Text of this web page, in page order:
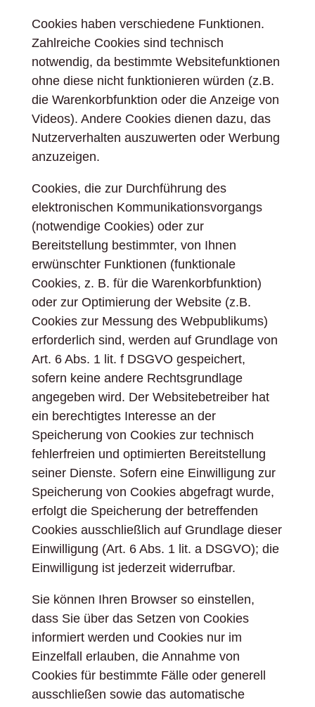
Cookies haben verschiedene Funktionen.
Zahlreiche Cookies sind technisch
notwendig, da bestimmte Websitefunktionen
ohne diese nicht funktionieren würden (z.B.
die Warenkorbfunktion oder die Anzeige von
Videos). Andere Cookies dienen dazu, das
Nutzerverhalten auszuwerten oder Werbung
anzuzeigen.
Cookies, die zur Durchführung des
elektronischen Kommunikationsvorgangs
(notwendige Cookies) oder zur
Bereitstellung bestimmter, von Ihnen
erwünschter Funktionen (funktionale
Cookies, z. B. für die Warenkorbfunktion)
oder zur Optimierung der Website (z.B.
Cookies zur Messung des Webpublikums)
erforderlich sind, werden auf Grundlage von
Art. 6 Abs. 1 lit. f DSGVO gespeichert,
sofern keine andere Rechtsgrundlage
angegeben wird. Der Websitebetreiber hat
ein berechtigtes Interesse an der
Speicherung von Cookies zur technisch
fehlerfreien und optimierten Bereitstellung
seiner Dienste. Sofern eine Einwilligung zur
Speicherung von Cookies abgefragt wurde,
erfolgt die Speicherung der betreffenden
Cookies ausschließlich auf Grundlage dieser
Einwilligung (Art. 6 Abs. 1 lit. a DSGVO); die
Einwilligung ist jederzeit widerrufbar.
Sie können Ihren Browser so einstellen,
dass Sie über das Setzen von Cookies
informiert werden und Cookies nur im
Einzelfall erlauben, die Annahme von
Cookies für bestimmte Fälle oder generell
ausschließen sowie das automatische